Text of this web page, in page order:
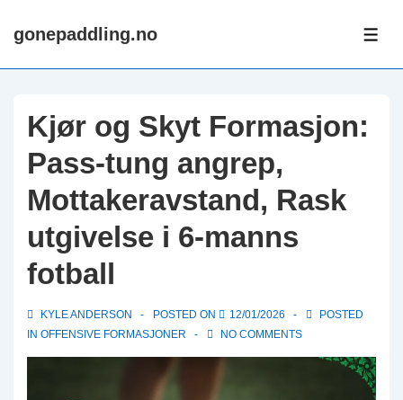
Skipgonepaddling.no
Kjør og Skyt Formasjon:
Pass-tung angrep,
Mottakeravstand, Rask
utgivelse i 6-manns
fotball
KYLE ANDERSON POSTED ON 12/01/2026
POSTED
IN OFFENSIVE FORMASJONER NO COMMENTS